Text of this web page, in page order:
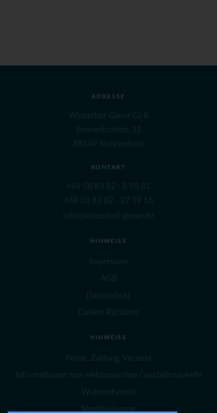
ADRESSE
Winzerhof Gierer GbR
Sonnenbichlstr. 31
88149 Nonnenhorn
KONTAKT
+49 (0) 83 82 - 8 95 81
+49 (0) 83 82 - 27 39 16
info@winzerhof-gierer.de
HINWEISE
Impressum
AGB
Datenschutz
Cookie Richtlinie
HINWEISE
Preise, Zahlung, Versand
Informationen zum elektronischen Geschäftsverkehr
Widerrufsrecht
Streitbeilegung